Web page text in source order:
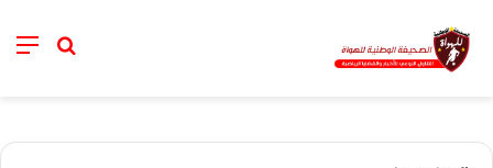
خانة